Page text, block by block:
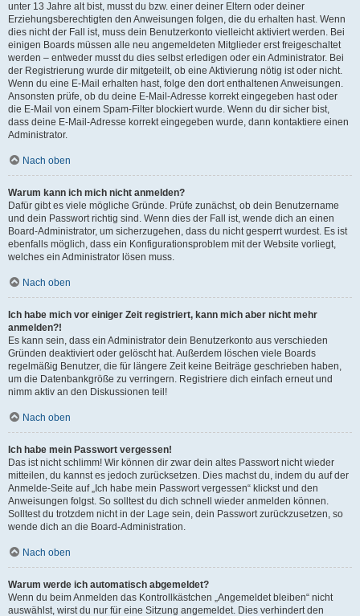
unter 13 Jahre alt bist, musst du bzw. einer deiner Eltern oder deiner
Erziehungsberechtigten den Anweisungen folgen, die du erhalten hast. Wenn
dies nicht der Fall ist, muss dein Benutzerkonto vielleicht aktiviert werden. Bei
einigen Boards müssen alle neu angemeldeten Mitglieder erst freigeschaltet
werden – entweder musst du dies selbst erledigen oder ein Administrator. Bei
der Registrierung wurde dir mitgeteilt, ob eine Aktivierung nötig ist oder nicht.
Wenn du eine E-Mail erhalten hast, folge den dort enthaltenen Anweisungen.
Ansonsten prüfe, ob du deine E-Mail-Adresse korrekt eingegeben hast oder
die E-Mail von einem Spam-Filter blockiert wurde. Wenn du dir sicher bist,
dass deine E-Mail-Adresse korrekt eingegeben wurde, dann kontaktiere einen
Administrator.
Nach oben
Warum kann ich mich nicht anmelden?
Dafür gibt es viele mögliche Gründe. Prüfe zunächst, ob dein Benutzername
und dein Passwort richtig sind. Wenn dies der Fall ist, wende dich an einen
Board-Administrator, um sicherzugehen, dass du nicht gesperrt wurdest. Es ist
ebenfalls möglich, dass ein Konfigurationsproblem mit der Website vorliegt,
welches ein Administrator lösen muss.
Nach oben
Ich habe mich vor einiger Zeit registriert, kann mich aber nicht mehr
anmelden?!
Es kann sein, dass ein Administrator dein Benutzerkonto aus verschieden
Gründen deaktiviert oder gelöscht hat. Außerdem löschen viele Boards
regelmäßig Benutzer, die für längere Zeit keine Beiträge geschrieben haben,
um die Datenbankgröße zu verringern. Registriere dich einfach erneut und
nimm aktiv an den Diskussionen teil!
Nach oben
Ich habe mein Passwort vergessen!
Das ist nicht schlimm! Wir können dir zwar dein altes Passwort nicht wieder
mitteilen, du kannst es jedoch zurücksetzen. Dies machst du, indem du auf der
Anmelde-Seite auf „Ich habe mein Passwort vergessen“ klickst und den
Anweisungen folgst. So solltest du dich schnell wieder anmelden können.
Solltest du trotzdem nicht in der Lage sein, dein Passwort zurückzusetzen, so
wende dich an die Board-Administration.
Nach oben
Warum werde ich automatisch abgemeldet?
Wenn du beim Anmelden das Kontrollkästchen „Angemeldet bleiben“ nicht
auswählst, wirst du nur für eine Sitzung angemeldet. Dies verhindert den